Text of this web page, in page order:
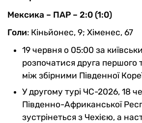
Мексика – ПАР – 2:0 (1:0)
Голи: Кіньйонес, 9; Хіменес, 67
19 червня о 05:00 за
розпочатися друга першого
між збірними Південної
У другому турі ЧС-2026, 18
Південно-Африканської
зустрінеться з Чехією, а